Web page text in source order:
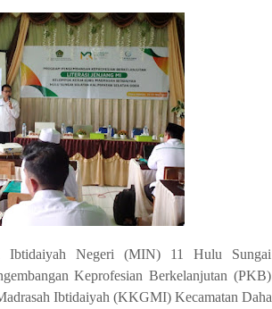
Negeri (MIN) 11 Hulu Sungai
Keprofesian Berkelanjutan
Ibtidaiyah (KKGMI) Kecamatan Daha